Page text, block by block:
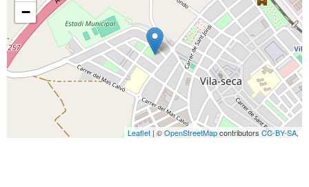
−
Leaflet| ©OpenStreetMapcontributors CC-BY-SA,